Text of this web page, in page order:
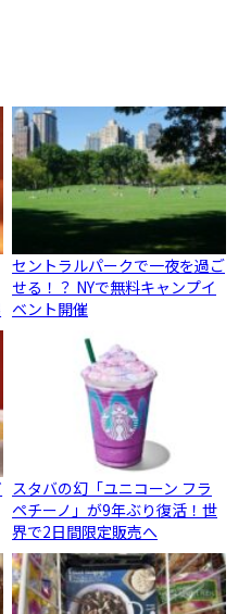
セントラルパークで一夜を過ご
せる！？ NYで無料キャンプイ
ベント開催
スタバの幻「ユニコーン フラ
ペチーノ」が9年ぶり復活！世
界で2日間限定販売へ